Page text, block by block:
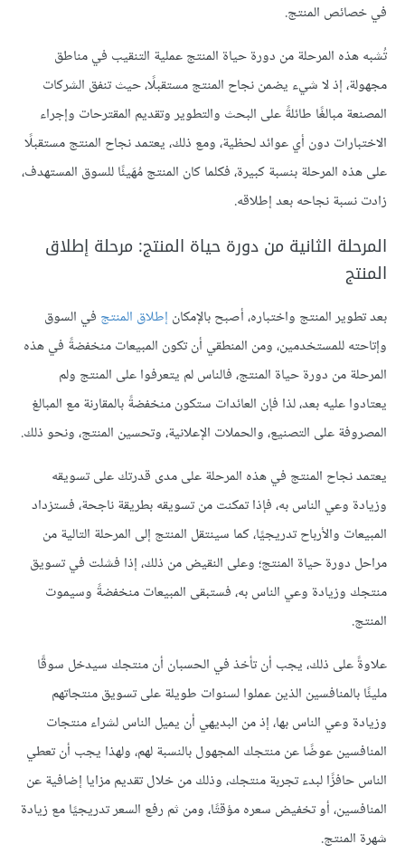
في خصائص المنتج.
تُشبه هذه المرحلة من دورة حياة المنتج عملية التنقيب في مناطق
مجهولة، إذ لا شيء يضمن نجاح المنتج مستقبلًا، حيث تنفق الشركات
المصنعة مبالغًا طائلةً على البحث والتطوير وتقديم المقترحات وإجراء
الاختبارات دون أي عوائد لحظية، ومع ذلك، يعتمد نجاح المنتج مستقبلًا
على هذه المرحلة بنسبة كبيرة، فكلما كان المنتج مُهَيئًا للسوق المستهدف،
زادت نسبة نجاحه بعد إطلاقه.
المرحلة الثانية من دورة حياة المنتج: مرحلة إطلاق
المنتج
بعد تطوير المنتج واختباره، أصبح بالإمكان إطلاق المنتج في السوق
وإتاحته للمستخدمين، ومن المنطقي أن تكون المبيعات منخفضةً في هذه
المرحلة من دورة حياة المنتج، فالناس لم يتعرفوا على المنتج ولم
يعتادوا عليه بعد، لذا فإن العائدات ستكون منخفضةً بالمقارنة مع المبالغ
المصروفة على التصنيع، والحملات الإعلانية، وتحسين المنتج، ونحو ذلك.
يعتمد نجاح المنتج في هذه المرحلة على مدى قدرتك على تسويقه
وزيادة وعي الناس به، فإذا تمكنت من تسويقه بطريقة ناجحة، فستزداد
المبيعات والأرباح تدريجيًا، كما سينتقل المنتج إلى المرحلة التالية من
مراحل دورة حياة المنتج؛ وعلى النقيض من ذلك، إذا فشلت في تسويق
منتجك وزيادة وعي الناس به، فستبقى المبيعات منخفضةً وسيموت
المنتج.
علاوةً على ذلك، يجب أن تأخذ في الحسبان أن منتجك سيدخل سوقًا
مليئًا بالمنافسين الذين عملوا لسنوات طويلة على تسويق منتجاتهم
وزيادة وعي الناس بها، إذ من البديهي أن يميل الناس لشراء منتجات
المنافسين عوضًا عن منتجك المجهول بالنسبة لهم، ولهذا يجب أن تعطي
الناس حافزًا لبدء تجربة منتجك، وذلك من خلال تقديم مزايا إضافية عن
المنافسين، أو تخفيض سعره مؤقتًا، ومن ثم رفع السعر تدريجيًا مع زيادة
شهرة المنتج.